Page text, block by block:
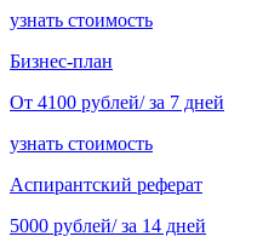
узнать стоимость
Бизнес-план
От 4100 рублей/ за 7 дней
узнать стоимость
Аспирантский реферат
5000 рублей/ за 14 дней